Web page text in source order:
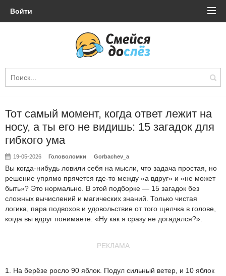
Войти
Тот самый момент, когда ответ лежит на
носу, а ты его не видишь: 15 загадок для
гибкого ума
19-05-2026 Головоломки Gorbachev_a
Вы когда-нибудь ловили себя на мысли, что задача простая, но
решение упрямо прячется где-то между «а вдруг» и «не может
быть»? Это нормально. В этой подборке — 15 загадок без
сложных вычислений и магических знаний. Только чистая
логика, пара подвохов и удовольствие от того щелчка в голове,
когда вы вдруг понимаете: «Ну как я сразу не догадался?».
РЕКЛАМА
1. На берёзе росло 90 яблок. Подул сильный ветер, и 10 яблок